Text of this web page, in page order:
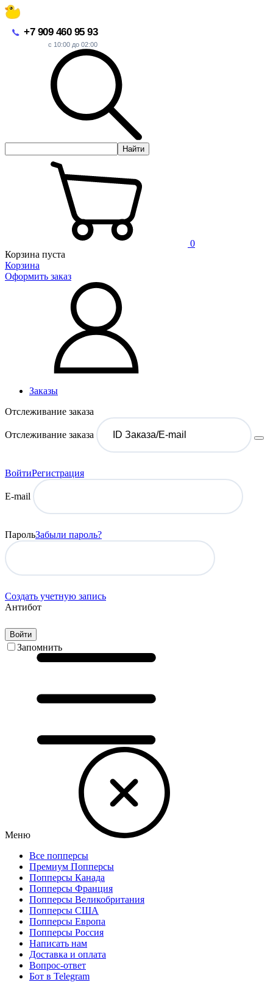
+7 909 460 95 93
с 10:00 до 02:00
Найти
0
Корзина пуста
Корзина
Оформить заказ
Заказы
Отслеживание заказа
Отслеживание заказа
ВойтиРегистрация
E-mail
ПарольЗабыли пароль?
Создать учетную запись
Антибот
Войти
Запомнить
Меню
Все попперсы
Премиум Попперсы
Попперсы Канада
Попперсы Франция
Попперсы Великобритания
Попперсы США
Попперсы Европа
Попперсы Россия
Написать нам
Доставка и оплата
Вопрос-ответ
Бот в Telegram